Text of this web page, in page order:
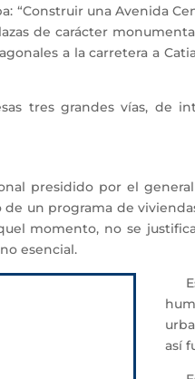
“Construir una Avenida
de carácter
a la carretera a
grandes vías, de
presidido por el
un programa de
momento, no se
esencial.
así